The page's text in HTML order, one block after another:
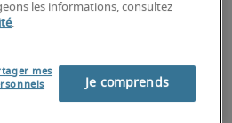
et peut également détenir des
spécialisées.
les informations, consultez
.
mes
Je comprends